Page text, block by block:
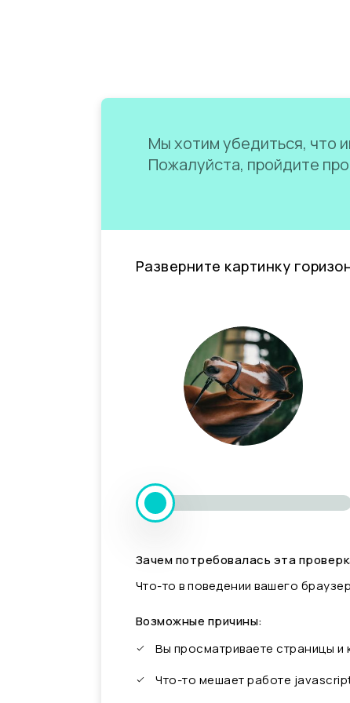
Мы хотим убедиться, что
Пожалуйста, пройдите
Разверните картинку
Зачем потребовалась эта
Что-то в поведении вашего
Возможные причины:
Вы просматриваете страницы
Что-то мешает работе